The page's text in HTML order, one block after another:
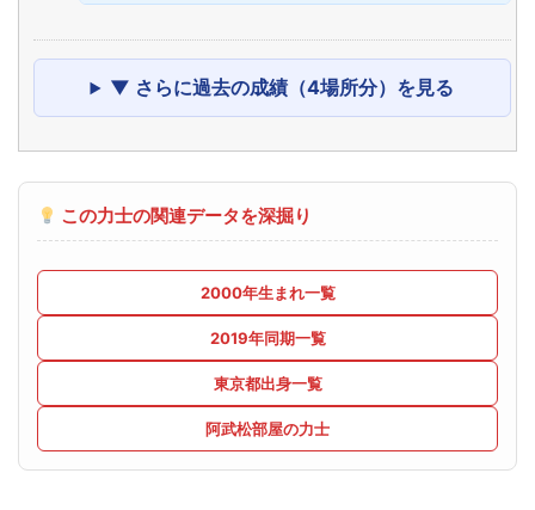
▼ さらに過去の成績（4場所分）を見る
この力士の関連データを深掘り
2000年生まれ一覧
2019年同期一覧
東京都出身一覧
阿武松部屋の力士